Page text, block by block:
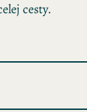
cesty.